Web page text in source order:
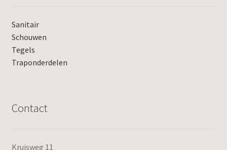
Sanitair
Schouwen
Tegels
Traponderdelen
Contact
Kruisweg 11